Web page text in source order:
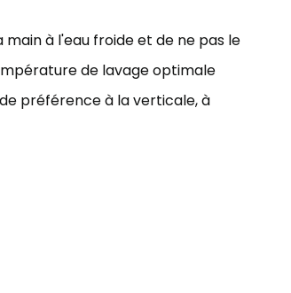
à l'eau froide et de ne pas le
de lavage optimale
préférence à la verticale, à